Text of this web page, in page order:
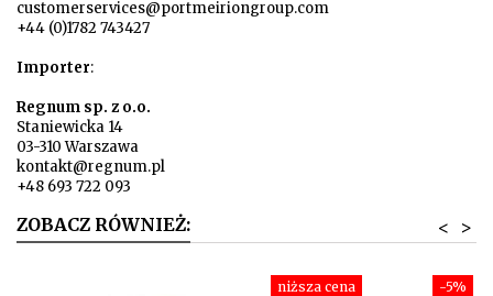
customerservices@portmeiriongroup.com
+44 (0)1782 743427
Importer:
Regnum sp. z o.o.
Staniewicka 14
03-310 Warszawa
kontakt@regnum.pl
+48 693 722 093
ZOBACZ RÓWNIEŻ: >
<
-5%
niższa cena